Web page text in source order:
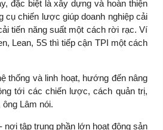
đặc biệt là xây dựng và hoàn thiện
cụ chiến lược giúp doanh nghiệp cải
tiến năng suất một cách rời rạc. Ví
Lean, 5S thì tiếp cận TPI một cách
thống và linh hoạt, hướng đến nâng
tới các chiến lược, cách quản trị,
Lâm nói.
tập trung phần lớn hoạt động sản
Việc sử dụng hiệu quả chính
nghĩa hỗ trợ ngắn hạn mà còn
đóng vai trò tạo nền tảng cho
tăng trưởng bền vững dài hạn.